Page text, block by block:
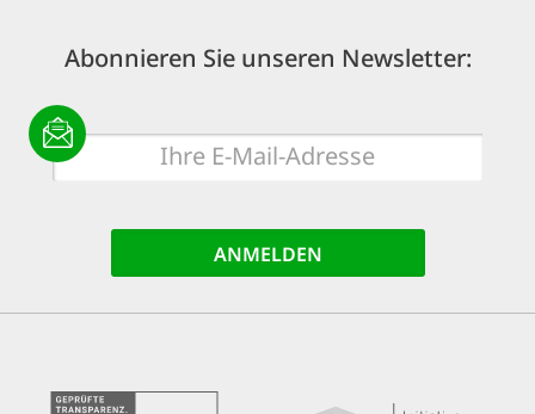
Abonnieren Sie unseren Newsletter:
E-
Mail